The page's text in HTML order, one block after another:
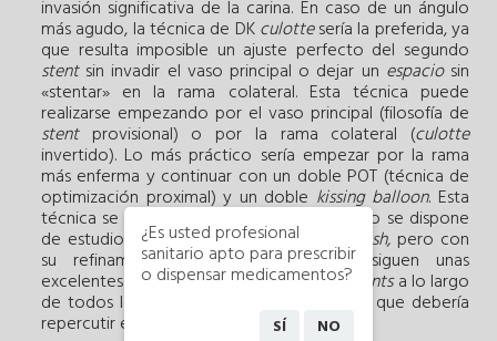
invasión significativa de la carina. En caso de un ángulo
más agudo, la técnica de DKculottesería la preferida, ya
que resulta imposible un ajuste perfecto del segundo
stentsin invadir el vaso principal o dejar un espaciosin
«stentar» en la rama colateral. Esta técnica puede
realizarse empezando por el vaso principal (filosofía de
stentprovisional) o por la rama colateral (culotte
invertido). Lo más práctico sería empezar por la rama
más enferma y continuar con un doble POT (técnica de
optimización proximal) y un doble kissing balloon. Esta
técnica se ha descrito recientemente y no se dispone
de estudios comparativos frente al DK crush,pero con
su refinamiento8parece que se consiguen unas
excelentes expansión y aposición de losstentsa lo largo
de todos los segmentos de la bifurcación, que debería
repercutir en un mejor resultado clínico.
¿Es usted profesional
sanitario apto para prescribir
o dispensar medicamentos?
SÍ NO